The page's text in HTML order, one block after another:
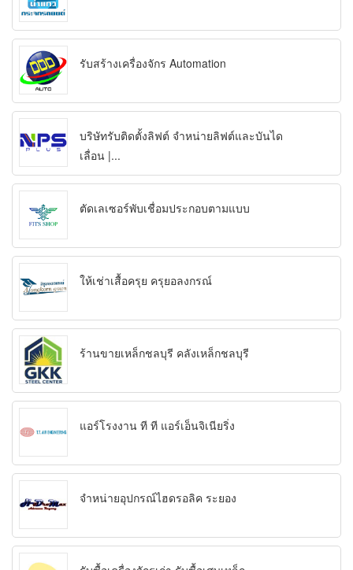
รับสร้างเครื่องจักร Automation
บริษัทรับติดตั้งลิฟต์ จำหน่ายลิฟต์และบันได
เลื่อน |...
ตัดเลเซอร์พับเชื่อมประกอบตามแบบ
ให้เช่าเสื้อครุย ครุยอลงกรณ์
ร้านขายเหล็กชลบุรี คลังเหล็กชลบุรี
แอร์โรงงาน ที ที แอร์เอ็นจิเนียริ่ง
จำหน่ายอุปกรณ์ไฮดรอลิค ระยอง